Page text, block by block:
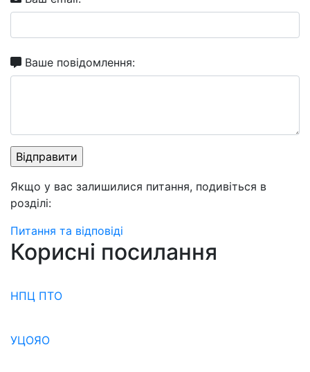
Ваше повідомлення:
Якщо у вас залишилися питання, подивіться в
розділі:
Питання та відповіді
Корисні посилання
НПЦ ПТО
УЦОЯО